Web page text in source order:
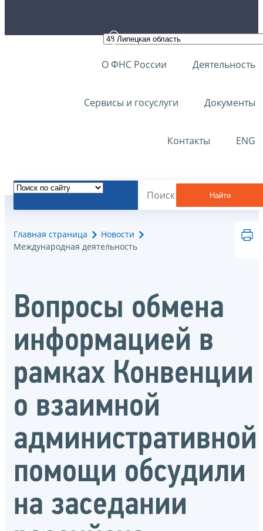
О ФНС России Деятельность
Сервисы и госуслуги Документы
Контакты ENG
Найти
Главная страница
Новости
Международная деятельность
Вопросы обмена
информацией в
рамках Конвенции
о взаимной
административной
помощи обсудили
на заседании